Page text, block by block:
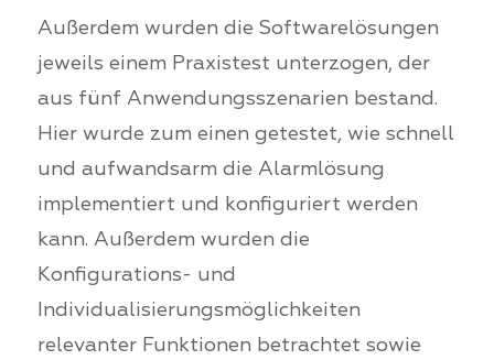
Außerdem wurden die Softwarelösungen
jeweils einem Praxistest unterzogen, der
aus fünf Anwendungsszenarien bestand.
Hier wurde zum einen getestet, wie schnell
und aufwandsarm die Alarmlösung
implementiert und konfiguriert werden
kann. Außerdem wurden die
Konfigurations- und
Individualisierungsmöglichkeiten
relevanter Funktionen betrachtet sowie